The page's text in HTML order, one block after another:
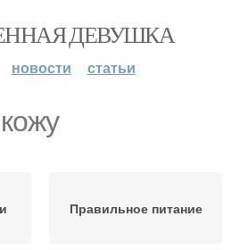
ДЕВУШКА
новости статьи
Правильное питание